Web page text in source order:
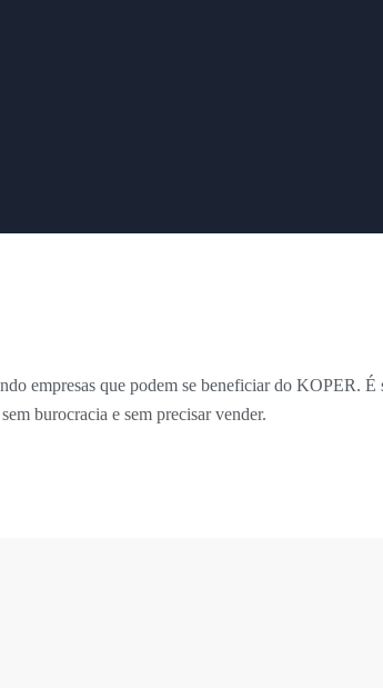
empresas que podem se beneficiar do KOPER. É
sem burocracia e sem precisar vender.